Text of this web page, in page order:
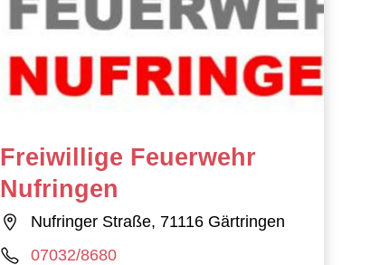
Freiwillige Feuerwehr
Nufringen
Nufringer Straße, 71116 Gärtringen
07032/8680